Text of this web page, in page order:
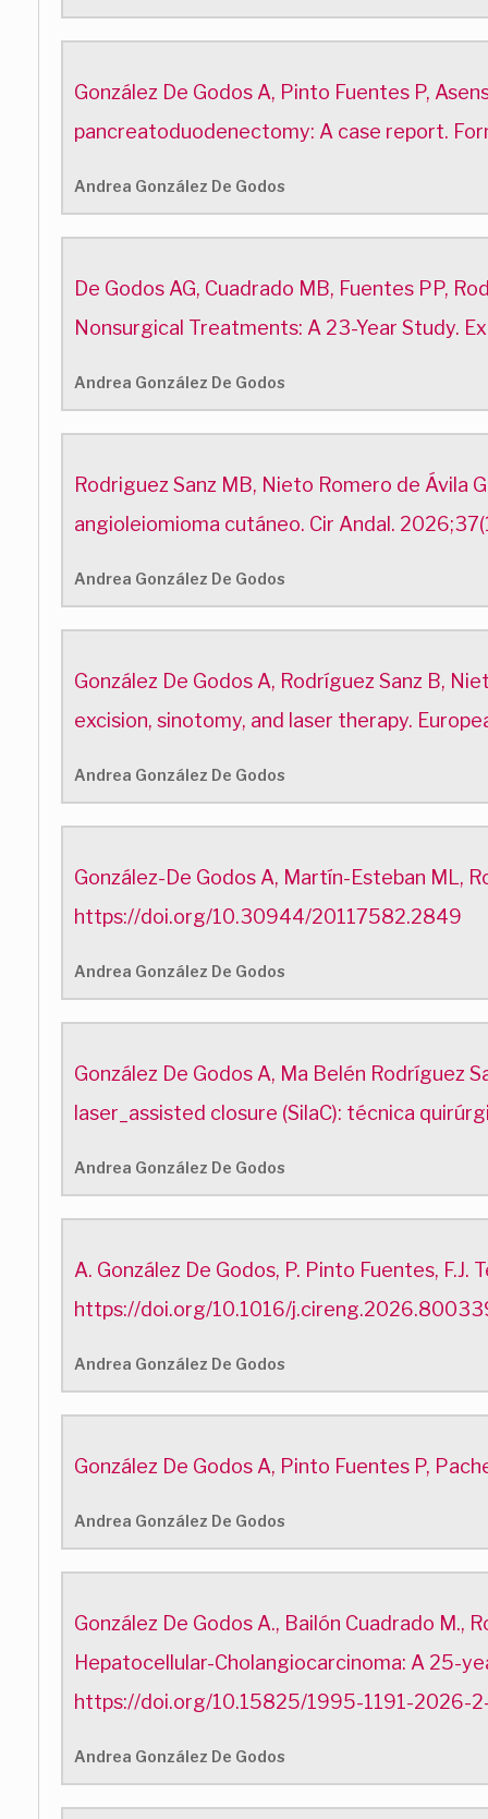
González De Godos A, Pinto Fuentes P,
pancreatoduodenectomy: A case report.
Andrea González De Godos
De Godos AG, Cuadrado MB, Fuentes PP,
Nonsurgical Treatments: A 23-Year Study.
Andrea González De Godos
Rodriguez Sanz MB, Nieto Romero de Ávila
angioleiomioma cutáneo. Cir Andal.
Andrea González De Godos
González De Godos A, Rodríguez Sanz B,
excision, sinotomy, and laser therapy.
Andrea González De Godos
González-De Godos A, Martín-Esteban ML,
https://doi.org/10.30944/20117582.2849
Andrea González De Godos
González De Godos A, Ma Belén Rodríguez
laser_assisted closure (SilaC): técnica
Andrea González De Godos
A. González De Godos, P. Pinto Fuentes,
https://doi.org/10.1016/
Andrea González De Godos
González De Godos A, Pinto Fuentes P,
Andrea González De Godos
González De Godos A., Bailón Cuadrado
Hepatocellular-Cholangiocarcinoma: A 25-
https://doi.org/10.15825/1995-1191-2026-
Andrea González De Godos